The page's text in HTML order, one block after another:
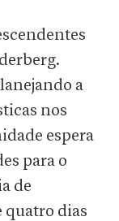
a
nos
espera
para o
de
quatro dias